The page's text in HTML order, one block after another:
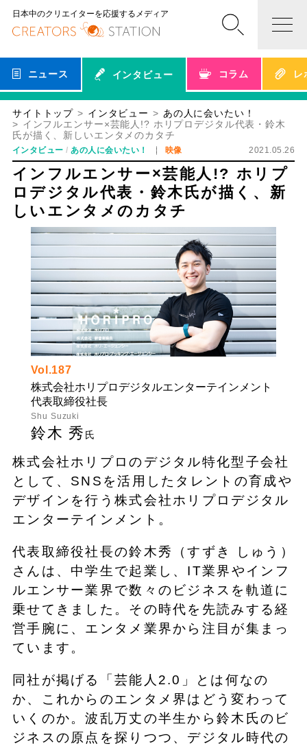
日本中のクリエイターを応援するメディア
ニュース インタビュー コラム レ
サイトトップ インタビュー
あの人に会いたい！
インフルエンサー×芸能人!? ホリプロデジタル代表・鈴木
氏が描く、新しいエンタメのカタチ
インタビュー あの人に会いたい！ 映像 2021.05.26
インフルエンサー×芸能人!? ホリプ
ロデジタル代表・鈴木氏が描く、新
しいエンタメのカタチ
Vol.187
株式会社ホリプロデジタルエンターテインメント
代表取締役社長
Shu Suzuki
鈴木 秀 氏
株式会社ホリプロのデジタル特化型子会社
として、SNSを活用したタレントの育成や
デザインを行う株式会社ホリプロデジタル
エンターテインメント。
代表取締役社長の鈴木秀（すずき しゅう）
さんは、中学生で起業し、IT業界やインフ
ルエンサー業界で数々のビジネスを軌道に
乗せてきました。その時代を先読みする経
営手腕に、エンタメ業界から注目が集まっ
ています。
同社が掲げる「芸能人2.0」とは何なの
か、これからのエンタメ界はどう変わって
いくのか。波乱万丈の半生から鈴木氏のビ
ジネスの原点を探りつつ、デジタル時代の